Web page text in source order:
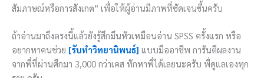
สัมภาษณ์หรือการสังเกต” เพื่อให้ผู้อ่านมีภาพที่ชัดเจนขึ้นครับ
ถ้าอ่านมาถึงตรงนี้แล้วยังรู้สึกมึนหัวเหมือนอ่าน SPSS ครั้งแรก หรือ
อยากหาคนช่วย [รับทำวิทยานิพนธ์] แบบมืออาชีพ การันตีผลงาน
จากพี่ที่ผ่านศึกมา 3,000 กว่าเคส ทักหาพี่ได้เลยนะครับ พี่ดูแลเองทุก